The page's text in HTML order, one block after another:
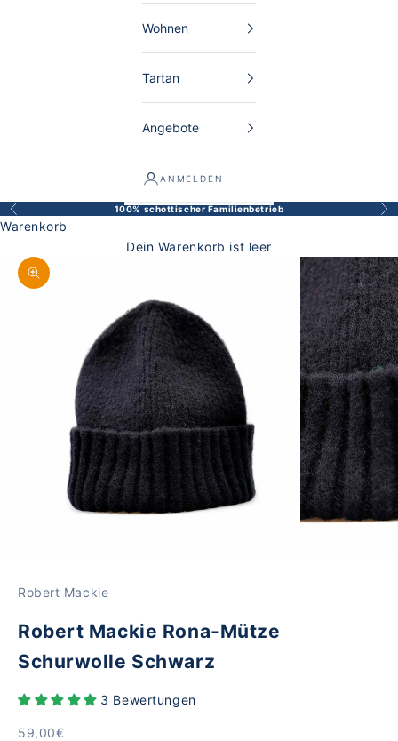
Wohnen
Tartan
Angebote
ANMELDEN
Zurück 100% schottischer Familienbetrieb Vor
Warenkorb
Dein Warenkorb ist leer
Bild vergrößern
Robert Mackie
Robert Mackie Rona-Mütze
Schurwolle Schwarz
3 Bewertungen
Angebot
59,00€